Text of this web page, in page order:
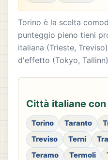
Torino è la scelta
punteggio pieno tieni
italiana (Trieste,
d'effetto (Tokyo,
Città italiane con
Torino Taranto
Treviso
Terni
Teramo
Termoli